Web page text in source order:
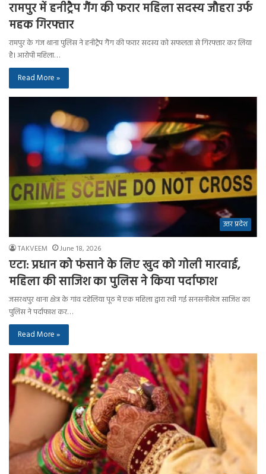
रामपुर में हनीट्रैप गैंग की फरार महिला सदस्य जौहरा उर्फ
महक गिरफ्तार
रामपुर के गंज थाना पुलिस ने हनीट्रैप गैंग की फरार सदस्य को सफलता से गिरफ्तार कर लिया
है। आरोपी महिला…
Read More »
उत्तर प्रदेश
TAKVEEM June 18, 2026
एटा: प्रधान को फंसाने के लिए खुद को गोली मारवाई,
महिला की साजिश का पुलिस ने किया पर्दाफाश
जसरथपुर थाना क्षेत्र के गांव दहेलिया पूठ में एक महिला द्वारा रची गई सनसनीखेज साजिश का
पुलिस ने पर्दाफाश कर…
Read More »